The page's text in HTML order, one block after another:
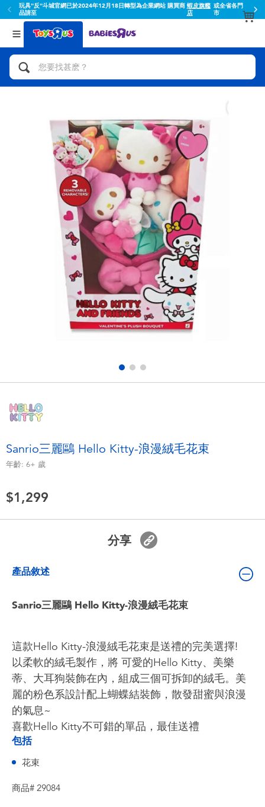
玩具"反"斗城官網已於2024年12月18日轉型為企業網站 購買商
品請至
蝦皮旗艦
店
或全省各門
市
返回
分類目錄
人氣英雄,角色扮演,射擊玩具
拼砌組合及樂高LEGO
玩具車,貨車,火車及遙控系列
手工藝,文具,蠟筆,泥膠,畫板
娃娃, 芭比,收藏公仔
電子玩具
遊戲及拼圖系列
派對用品
電池
任天堂 Switch
盲盒
角色收藏
生活雜貨
返回
品牌
Toy Story玩具總動員
52TOYS
Fuggler
Miniso名創優品
playpop
LEGO樂高
Barbie芭比
NERF熱火
Sanrio三麗鷗 Hello Kitty-浪漫絨毛花束
年齡: 6+ 歲
$1,299
分享
產品敘述
Sanrio三麗鷗 Hello Kitty-浪漫絨毛花束
這款Hello Kitty-浪漫絨毛花束是送禮的完美選擇!
以柔軟的絨毛製作，將 可愛的Hello Kitty、美樂
蒂、大耳狗裝飾在內，組成三個可拆卸的絨毛。美
麗的粉色系設計配上蝴蝶結裝飾，散發甜蜜與浪漫
的氣息~
喜歡Hello Kitty不可錯的單品，最佳送禮
包括
花束
商品# 29084